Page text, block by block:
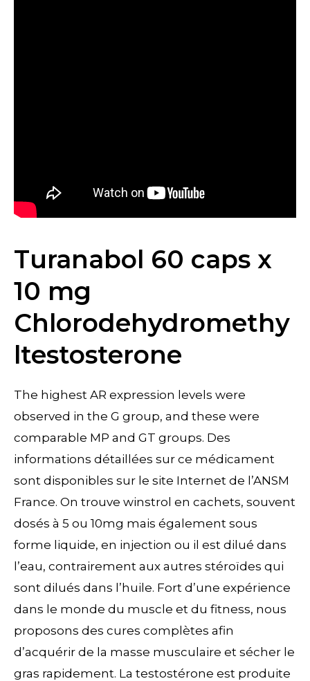
Turanabol 60 caps x
10 mg
Chlorodehydromethy
ltestosterone
The highest AR expression levels were
observed in the G group, and these were
comparable MP and GT groups. Des
informations détaillées sur ce médicament
sont disponibles sur le site Internet de l’ANSM
France. On trouve winstrol en cachets, souvent
dosés à 5 ou 10mg mais également sous
forme liquide, en injection ou il est dilué dans
l’eau, contrairement aux autres stéroïdes qui
sont dilués dans l’huile. Fort d’une expérience
dans le monde du muscle et du fitness, nous
proposons des cures complètes afin
d’acquérir de la masse musculaire et sécher le
gras rapidement. La testostérone est produite